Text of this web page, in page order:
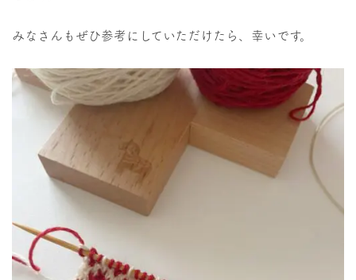
みなさんもぜひ参考にしていただけたら、幸いです。